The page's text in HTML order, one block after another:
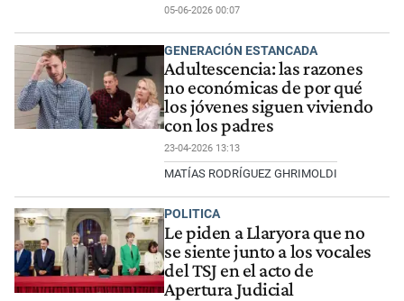
05-06-2026 00:07
GENERACIÓN ESTANCADA
Adultescencia: las razones
no económicas de por qué
los jóvenes siguen viviendo
con los padres
23-04-2026 13:13
MATÍAS RODRÍGUEZ GHRIMOLDI
POLITICA
Le piden a Llaryora que no
se siente junto a los vocales
del TSJ en el acto de
Apertura Judicial